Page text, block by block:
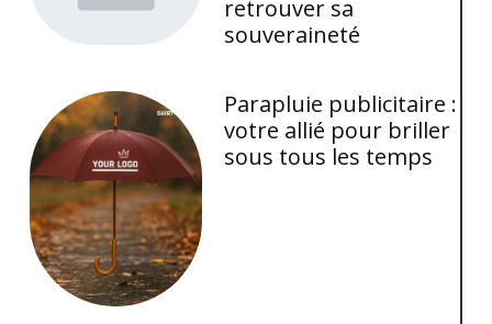
retrouver sa
souveraineté
Parapluie publicitaire :
votre allié pour briller
sous tous les temps